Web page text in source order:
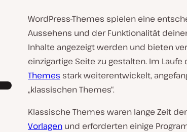
WordPress-Themes spielen eine
Aussehens und der Funktionalität
Inhalte angezeigt werden und bieten
einzigartige Seite zu gestalten. Im
Themes stark weiterentwickelt,
„klassischen Themes“.
Klassische Themes waren lange Zeit
Vorlagen und erforderten einige